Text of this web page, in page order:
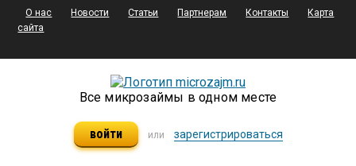
О нас Новости Статьи Партнерам Контакты
Карта
сайта
Все микрозаймы в одном месте
войти или зарегистрироваться